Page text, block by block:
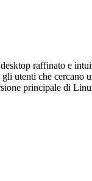
raffinato e
utenti che cercano
principale di